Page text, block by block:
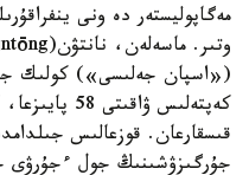
مەگاپوليستەر دە ونى
(«اسپان جەلىسى») كولىك
جۇرگىزۋشىنىڭ جول ءجۇرۋى